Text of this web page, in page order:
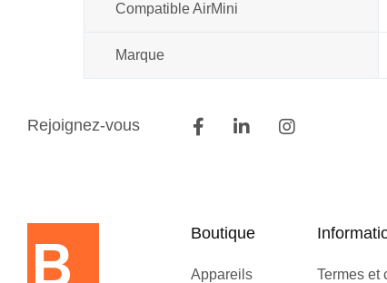
Compatible AirMini
Marque
Rejoignez-vous
Boutique
Appareils
Termes et